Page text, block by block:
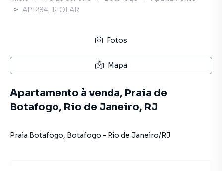
AP1284_RIOLAR
Fotos
Mapa
Apartamento à venda, Praia de
Botafogo, Rio de Janeiro, RJ
Praia Botafogo, Botafogo - Rio de Janeiro/RJ